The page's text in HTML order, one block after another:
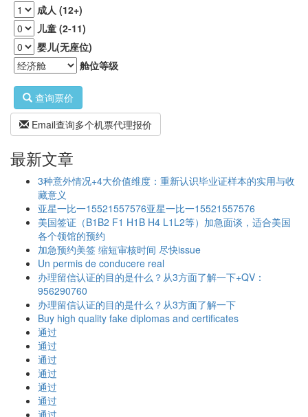
成人 (12+)
儿童 (2-11)
婴儿(无座位)
舱位等级
查询票价
Email查询多个机票代理报价
最新文章
3种意外情况+4大价值维度：重新认识毕业证样本的实用与收
藏意义
亚星一比一15521557576亚星一比一15521557576
美国签证（B1B2 F1 H1B H4 L1L2等）加急面谈，适合美国
各个领馆的预约
加急预约美签 缩短审核时间 尽快issue
Un permis de conducere real
办理留信认证的目的是什么？从3方面了解一下+QV：
956290760
办理留信认证的目的是什么？从3方面了解一下
Buy high quality fake diplomas and certificates
通过
通过
通过
通过
通过
通过
通过